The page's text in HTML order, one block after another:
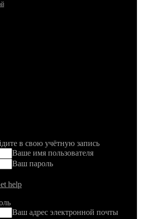
в свою учётную запись
Ваше имя пользователя
Ваш пароль
help
Ваш адрес электронной почты